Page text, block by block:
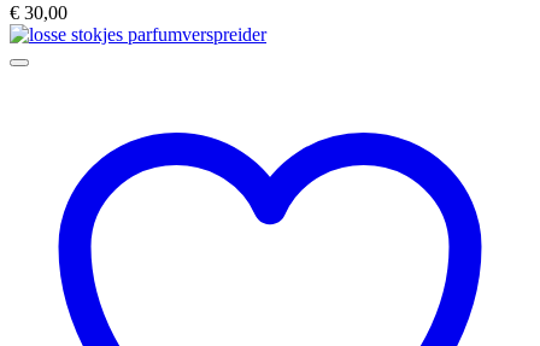
€ 30,00